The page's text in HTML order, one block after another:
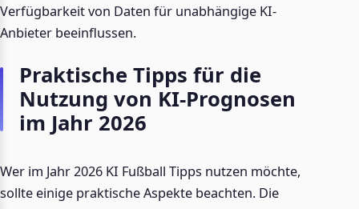
Verfügbarkeit von Daten für unabhängige KI-
Anbieter beeinflussen.
Praktische Tipps für die
Nutzung von KI-Prognosen
im Jahr 2026
Wer im Jahr 2026 KI Fußball Tipps nutzen möchte,
sollte einige praktische Aspekte beachten. Die